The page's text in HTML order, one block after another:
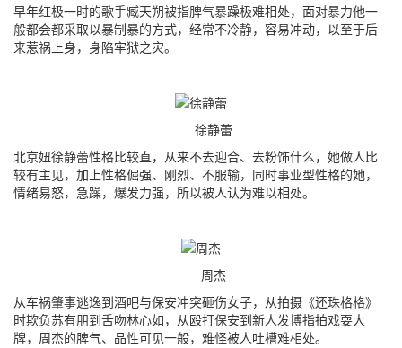
早年红极一时的歌手臧天朔被指脾气暴躁极难相处，面对暴力他一
般都会都采取以暴制暴的方式，经常不冷静，容易冲动，以至于后
来惹祸上身，身陷牢狱之灾。
徐静蕾
北京妞徐静蕾性格比较直，从来不去迎合、去粉饰什么，她做人比
较有主见，加上性格倔强、刚烈、不服输，同时事业型性格的她，
情绪易怒，急躁，爆发力强，所以被人认为难以相处。
周杰
从车祸肇事逃逸到酒吧与保安冲突砸伤女子，从拍摄《还珠格格》
时欺负苏有朋到舌吻林心如，从殴打保安到新人发博指拍戏耍大
牌，周杰的脾气、品性可见一般，难怪被人吐槽难相处。